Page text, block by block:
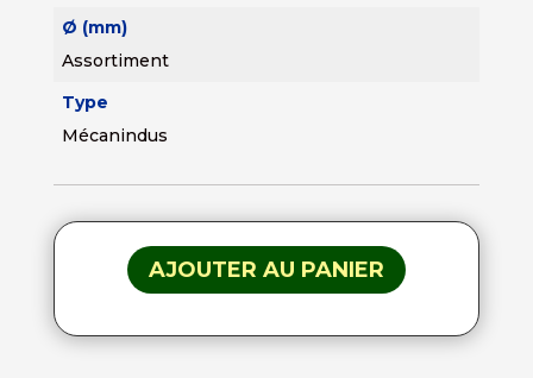
Ø (mm)
Assortiment
Type
Mécanindus
AJOUTER AU PANIER